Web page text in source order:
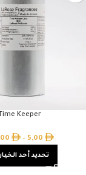
Time Keeper
5,00
–
تحديد أحد